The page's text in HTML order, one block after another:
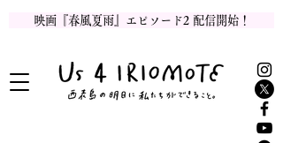
映画『春風夏雨』エピソード2 配信開始！